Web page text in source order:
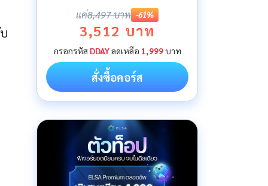
แค่8,497 บาท -61%
3,512 บาท
กรอกรหัส DDAYลดเหลือ 1,999บาท
สั่งซื้อคอร์ส